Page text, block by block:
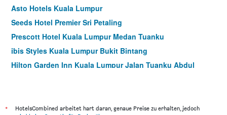
Asto Hotels Kuala Lumpur
Seeds Hotel Premier Sri Petaling
Prescott Hotel Kuala Lumpur Medan Tuanku
ibis Styles Kuala Lumpur Bukit Bintang
Hilton Garden Inn Kuala Lumpur Jalan Tuanku Abdul
Pacific Express Hotel Central Market
*
HotelsCombined arbeitet hart daran, genaue Preise zu erhalten, jedoch